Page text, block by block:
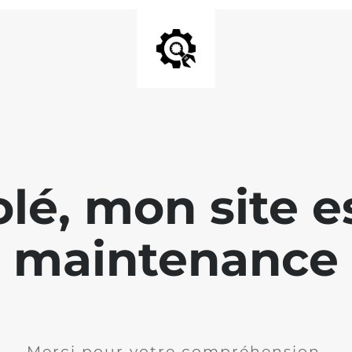
mon site
maintenance